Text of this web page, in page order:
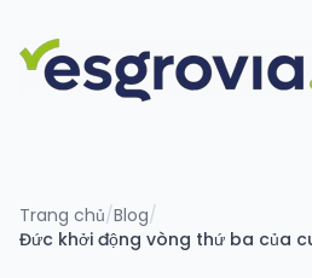
Trang chủ/Blog/